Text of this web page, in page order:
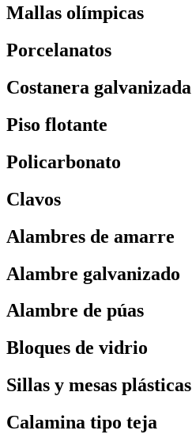
Mallas olímpicas
Porcelanatos
Costanera galvanizada
Piso flotante
Policarbonato
Clavos
Alambres de amarre
Alambre galvanizado
Alambre de púas
Bloques de vidrio
Sillas y mesas plásticas
Calamina tipo teja